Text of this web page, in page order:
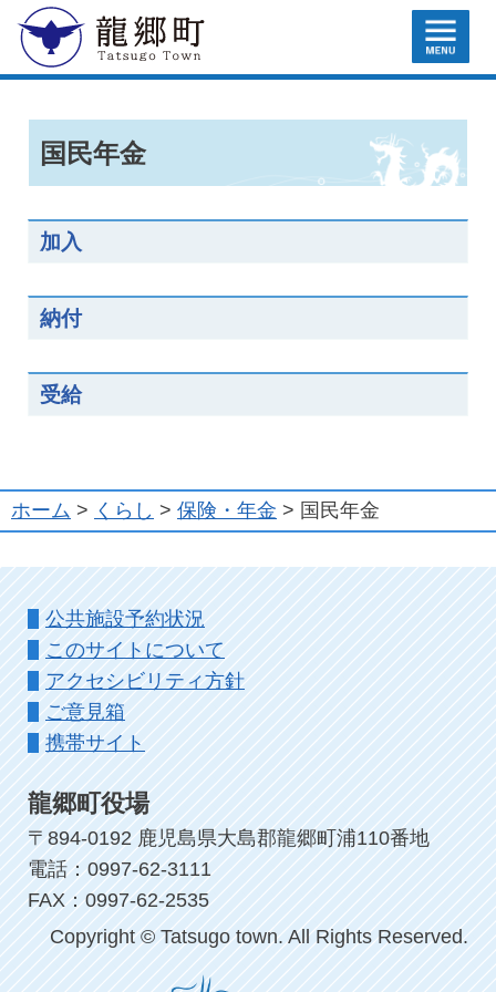
龍郷町 MENU
国民年金
加入
納付
受給
ホーム > くらし > 保険・年金 > 国民年金
公共施設予約状況
このサイトについて
アクセシビリティ方針
ご意見箱
携帯サイト
龍郷町役場
〒894-0192 鹿児島県大島郡龍郷町浦110番地
電話：0997-62-3111
FAX：0997-62-2535
Copyright © Tatsugo town. All Rights Reserved.